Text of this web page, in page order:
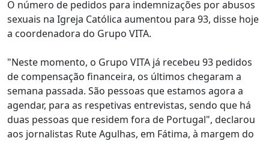
O número de pedidos para indemnizações por abusos
sexuais na Igreja Católica aumentou para 93, disse hoje
a coordenadora do Grupo VITA.
"Neste momento, o Grupo VITA já recebeu 93 pedidos
de compensação financeira, os últimos chegaram a
semana passada. São pessoas que estamos agora a
agendar, para as respetivas entrevistas, sendo que há
duas pessoas que residem fora de Portugal", declarou
aos jornalistas Rute Agulhas, em Fátima, à margem do